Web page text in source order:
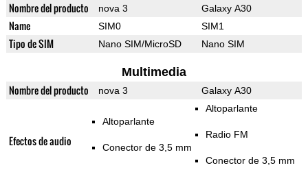
Nombre del producto nova 3 Galaxy A30
Name SIM0 SIM1
Tipo de SIM Nano SIM/MicroSD Nano SIM
Multimedia
Nombre del producto nova 3 Galaxy A30
Efectos de audio
Altoparlante
Conector de 3,5 mm
Altoparlante
Radio FM
Conector de 3,5 mm